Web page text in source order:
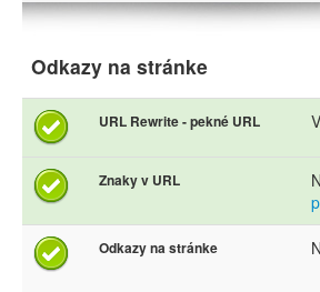
Odkazy na stránke
URL Rewrite - pekné URL
Znaky v URL
Odkazy na stránke